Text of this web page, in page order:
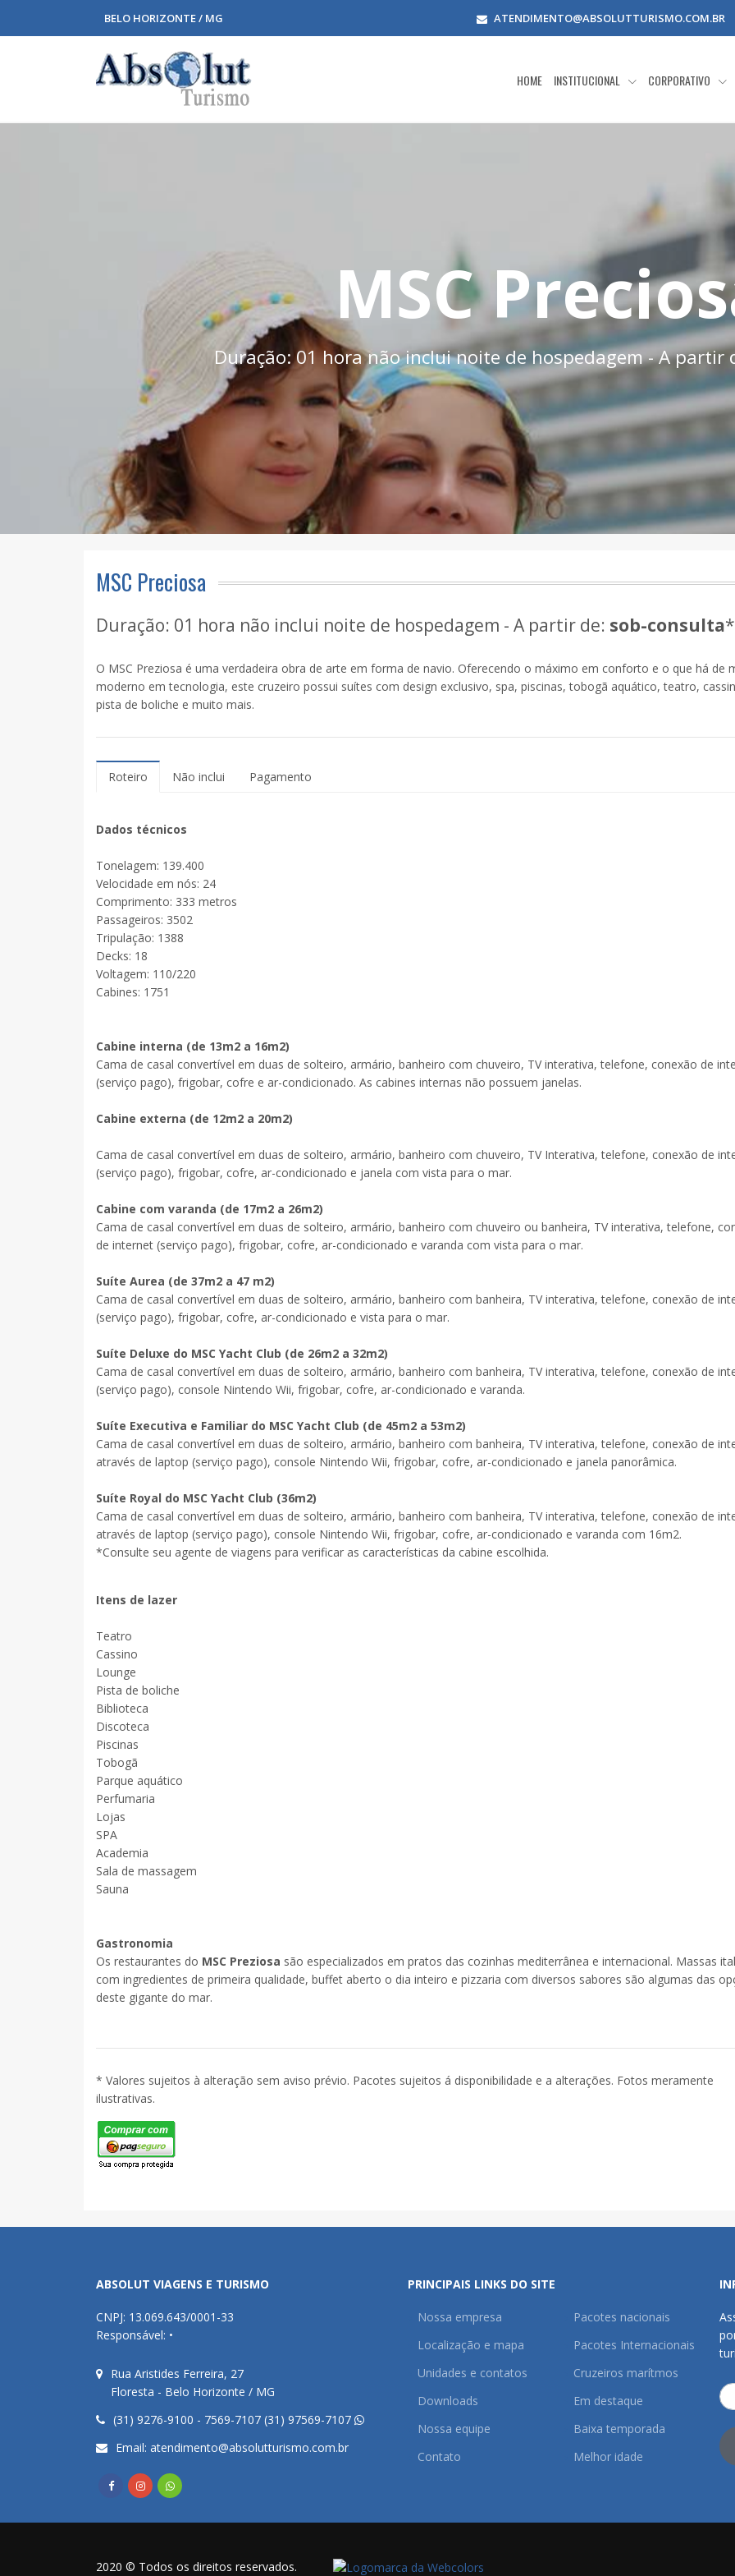
BELO HORIZONTE / MG ATENDIMENTO@ABSOLUTTURISMO.COM.BR
HOME INSTITUCIONAL CORPORATIVO
MSC
Duração: 01 hora não inclui noite de hospedagem - A partir
MSC Preciosa
Duração: 01 hora não inclui noite de hospedagem - A partir de: sob-consulta*
O MSC Preziosa é uma verdadeira obra de arte em forma de navio. Oferecendo o máximo em conforto e o que há de
moderno em tecnologia, este cruzeiro possui suítes com design exclusivo, spa, piscinas, tobogã aquático, teatro,
pista de boliche e muito mais.
Roteiro Não inclui Pagamento
Dados técnicos
Tonelagem: 139.400
Velocidade em nós: 24
Comprimento: 333 metros
Passageiros: 3502
Tripulação: 1388
Decks: 18
Voltagem: 110/220
Cabines: 1751
Cabine interna (de 13m2 a 16m2)
Cama de casal convertível em duas de solteiro, armário, banheiro com chuveiro, TV interativa, telefone, conexão de
(serviço pago), frigobar, cofre e ar-condicionado. As cabines internas não possuem janelas.
Cabine externa (de 12m2 a 20m2)
Cama de casal convertível em duas de solteiro, armário, banheiro com chuveiro, TV Interativa, telefone, conexão de
(serviço pago), frigobar, cofre, ar-condicionado e janela com vista para o mar.
Cabine com varanda (de 17m2 a 26m2)
Cama de casal convertível em duas de solteiro, armário, banheiro com chuveiro ou banheira, TV interativa, telefone,
de internet (serviço pago), frigobar, cofre, ar-condicionado e varanda com vista para o mar.
Suíte Aurea (de 37m2 a 47 m2)
Cama de casal convertível em duas de solteiro, armário, banheiro com banheira, TV interativa, telefone, conexão de
(serviço pago), frigobar, cofre, ar-condicionado e vista para o mar.
Suíte Deluxe do MSC Yacht Club (de 26m2 a 32m2)
Cama de casal convertível em duas de solteiro, armário, banheiro com banheira, TV interativa, telefone, conexão de
(serviço pago), console Nintendo Wii, frigobar, cofre, ar-condicionado e varanda.
Suíte Executiva e Familiar do MSC Yacht Club (de 45m2 a 53m2)
Cama de casal convertível em duas de solteiro, armário, banheiro com banheira, TV interativa, telefone, conexão de
através de laptop (serviço pago), console Nintendo Wii, frigobar, cofre, ar-condicionado e janela panorâmica.
Suíte Royal do MSC Yacht Club (36m2)
Cama de casal convertível em duas de solteiro, armário, banheiro com banheira, TV interativa, telefone, conexão de
através de laptop (serviço pago), console Nintendo Wii, frigobar, cofre, ar-condicionado e varanda com 16m2.
*Consulte seu agente de viagens para verificar as características da cabine escolhida.
Itens de lazer
Teatro
Cassino
Lounge
Pista de boliche
Biblioteca
Discoteca
Piscinas
Tobogã
Parque aquático
Perfumaria
Lojas
SPA
Academia
Sala de massagem
Sauna
Gastronomia
Os restaurantes do MSC Preziosa são especializados em pratos das cozinhas mediterrânea e internacional. Massas
com ingredientes de primeira qualidade, buffet aberto o dia inteiro e pizzaria com diversos sabores são algumas das
deste gigante do mar.
* Valores sujeitos à alteração sem aviso prévio. Pacotes sujeitos á disponibilidade e a alterações. Fotos meramente
ilustrativas.
ABSOLUT VIAGENS E TURISMO
CNPJ: 13.069.643/0001-33
Responsável: •
Rua Aristides Ferreira, 27
Floresta - Belo Horizonte / MG
(31) 9276-9100 - 7569-7107 (31) 97569-7107
Email: atendimento@absolutturismo.com.br
PRINCIPAIS LINKS DO SITE
Nossa empresa
Localização e mapa
Unidades e contatos
Downloads
Nossa equipe
Contato
Pacotes nacionais
Pacotes Internacionais
Cruzeiros marítmos
Em destaque
Baixa temporada
Melhor idade
2020 © Todos os direitos reservados.